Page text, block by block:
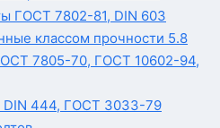
ГОСТ 7802-81, DIN 603
классом прочности 5.8
7805-70, ГОСТ 10602-94,
DIN 444, ГОСТ 3033-79